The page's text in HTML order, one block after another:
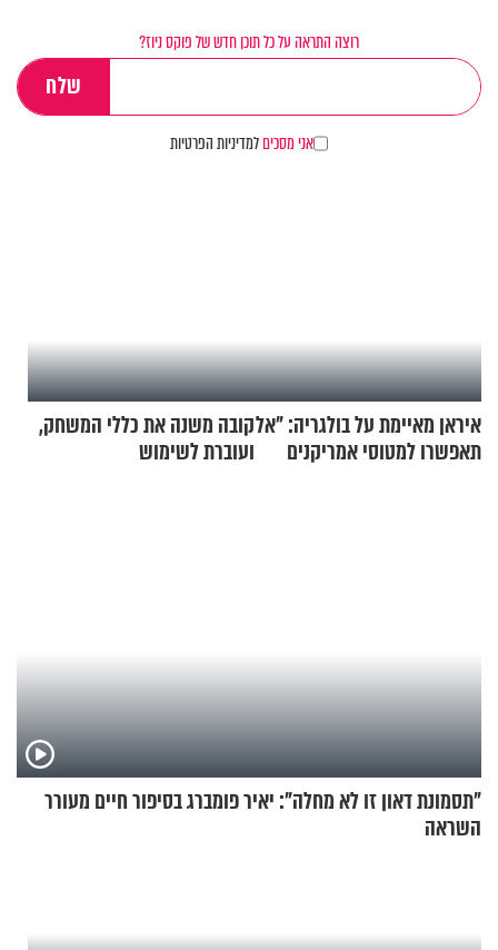
רוצה התראה על כל תוכן חדש של פוקס ניוז?
אני מסכיםלמדיניות הפרטיות
איראן מאיימת על בולגריה: "אל
תאפשרו למטוסי אמריקנים
קובה משנה את כללי המשחק,
ועוברת לשימוש
"תסמונת דאון זו לא מחלה": יאיר פומברג בסיפור חיים מעורר
השראה